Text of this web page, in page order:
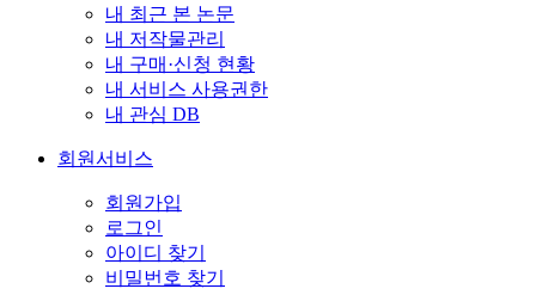
내 최근 본 논문
내 저작물관리
내 구매·신청 현황
내 서비스 사용권한
내 관심 DB
회원서비스
회원가입
로그인
아이디 찾기
비밀번호 찾기